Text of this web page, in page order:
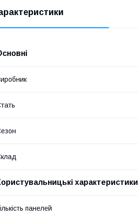
характеристики
панелей